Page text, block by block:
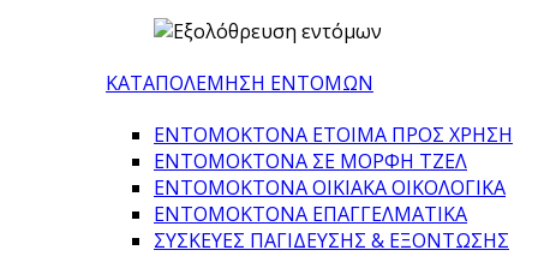
ΚΑΤΑΠΟΛΕΜΗΣΗ ΕΝΤΟΜΩΝ
ΕΝΤΟΜΟΚΤΟΝΑ ΕΤΟΙΜΑ ΠΡΟΣ ΧΡΗΣΗ
ΕΝΤΟΜΟΚΤΟΝΑ ΣΕ ΜΟΡΦΗ ΤΖΕΛ
ΕΝΤΟΜΟΚΤΟΝΑ ΟΙΚΙΑΚΑ ΟΙΚΟΛΟΓΙΚΑ
ΕΝΤΟΜΟΚΤΟΝΑ ΕΠΑΓΓΕΛΜΑΤΙΚΑ
ΣΥΣΚΕΥΕΣ ΠΑΓΙΔΕΥΣΗΣ & ΕΞΟΝΤΩΣΗΣ